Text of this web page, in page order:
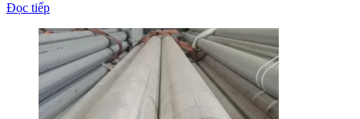
Đọc tiếp